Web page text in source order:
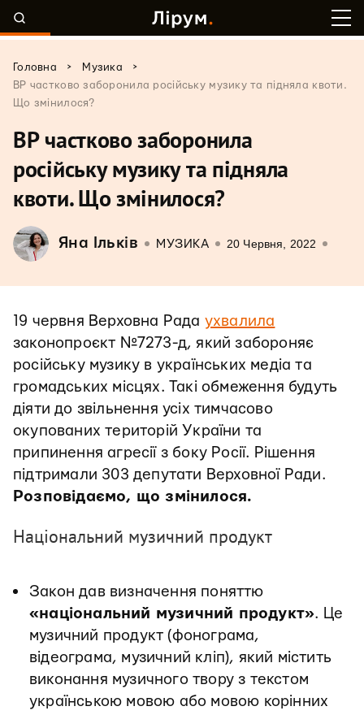
Головна > Музика
>
ВР частково заборонила російську музику та підняла квоти.
Що змінилося?
ВР частково заборонила
російську музику та підняла
квоти. Що змінилося?
Яна Ільків МУЗИКА 20 Червня, 2022
19 червня Верховна Рада ухвалила
законопроєкт №7273-д, який забороняє
російську музику в українських медіа та
громадських місцях. Такі обмеження будуть
діяти до звільнення усіх тимчасово
окупованих територій України та
припинення агресії з боку Росії. Рішення
підтримали 303 депутати Верховної Ради.
Розповідаємо, що змінилося.
Національний музичний продукт
Закон дав визначення поняттю
«національний музичний продукт». Це
музичний продукт (фонограма,
відеограма, музичний кліп), який містить
виконання музичного твору з текстом
українською мовою або мовою корінних